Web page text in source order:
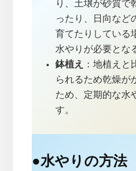
り、土壌が砂質で
ったり、日向など
育てたりしている
水やりが必要とな
鉢植え
：地植えと
られるため乾燥が
ため、定期的な水
す。
●水やりの方法